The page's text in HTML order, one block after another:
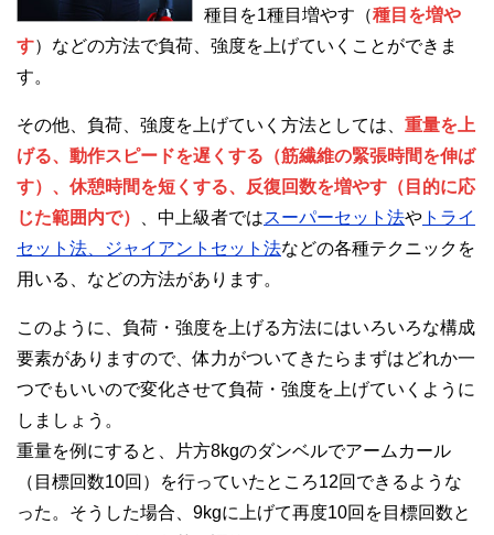
種目を1種目増やす（種目を増や
す）などの方法で負荷、強度を上げていくことができま
す。
その他、負荷、強度を上げていく方法としては、 重量を上
げる、動作スピードを遅くする（筋繊維の緊張時間を伸ば
す）、休憩時間を短くする、反復回数を増やす（目的に応
じた範囲内で）
、中上級者ではスーパーセット法や トライ
セット法、ジャイアントセット法などの各種テクニックを
用いる、などの方法があります。
このように、負荷・強度を上げる方法にはいろいろな構成
要素がありますので、体力がついてきたらまずはどれか一
つでもいいので変化させて負荷・強度を上げていくように
しましょう。
重量を例にすると、片方8kgのダンベルでアームカール
（目標回数10回）を行っていたところ12回できるような
った。そうした場合、9kgに上げて再度10回を目標回数と